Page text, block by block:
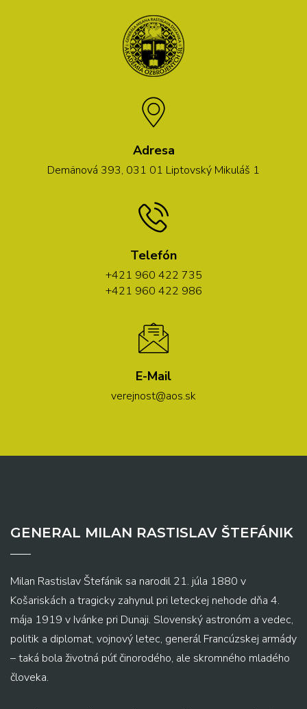
Adresa
Demänová 393, 031 01 Liptovský Mikuláš 1
Telefón
+421 960 422 735
+421 960 422 986
E-Mail
verejnost@aos.sk
GENERAL MILAN RASTISLAV ŠTEFÁNIK
Milan Rastislav Štefánik sa narodil 21. júla 1880 v
Košariskách a tragicky zahynul pri leteckej nehode dňa 4.
mája 1919 v Ivánke pri Dunaji. Slovenský astronóm a vedec,
politik a diplomat, vojnový letec, generál Francúzskej armády
– taká bola životná púť činorodého, ale skromného mladého
človeka.